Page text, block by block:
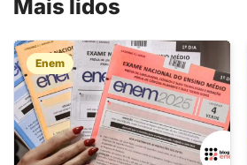
Mais lidos
Enem